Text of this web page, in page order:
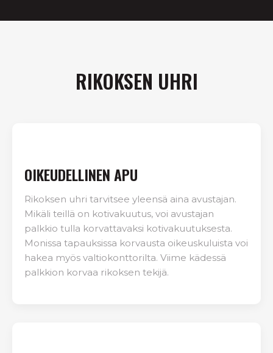
RIKOKSEN UHRI
OIKEUDELLINEN APU
Rikoksen uhri tarvitsee yleensä aina avustajan.
Mikäli teillä on kotivakuutus, voi avustajan
palkkio tulla korvattavaksi kotivakuutuksesta.
Monissa tapauksissa korvausta oikeuskuluista voi
hakea myös valtiokonttorilta. Viime kädessä
palkkion korvaa rikoksen tekijä.